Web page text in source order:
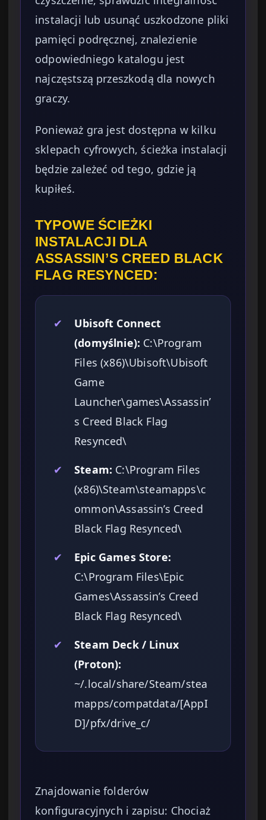
instalacji lub usunąć uszkodzone pliki
pamięci podręcznej, znalezienie
odpowiedniego katalogu jest
najczęstszą przeszkodą dla nowych
graczy.
Ponieważ gra jest dostępna w kilku
sklepach cyfrowych, ścieżka instalacji
będzie zależeć od tego, gdzie ją
kupiłeś.
TYPOWE ŚCIEŻKI
INSTALACJI DLA
ASSASSIN’S CREED BLACK
FLAG RESYNCED:
✔
Ubisoft Connect
(domyślnie): C:\Program
Files (x86)\Ubisoft\Ubisoft
Game
Launcher\games\Assassin’
s Creed Black Flag
Resynced\
✔
Steam: C:\Program Files
(x86)\Steam\steamapps\c
ommon\Assassin’s Creed
Black Flag Resynced\
✔
Epic Games Store:
C:\Program Files\Epic
Games\Assassin’s Creed
Black Flag Resynced\
✔
Steam Deck / Linux
(Proton):
~/.local/share/Steam/stea
mapps/compatdata/[AppI
D]/pfx/drive_c/
Znajdowanie folderów
konfiguracyjnych i zapisu: Chociaż